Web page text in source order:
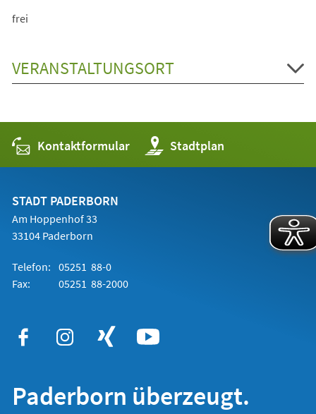
frei
VERANSTALTUNGSORT
Kontaktformular Stadtplan
(Öffnet
in
einem
STADT PADERBORN
Am Hoppenhof 33
33104 Paderborn
Telefon: 05251 88-0
Fax:
05251 88-2000
Paderborn überzeugt.